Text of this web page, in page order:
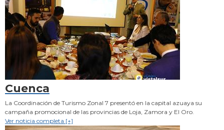
Cuenca
La Coordinación de Turismo Zonal 7 presentó en la capital azuaya su
campaña promocional de las provincias de Loja, Zamora y El Oro.
Ver noticia completa [+]